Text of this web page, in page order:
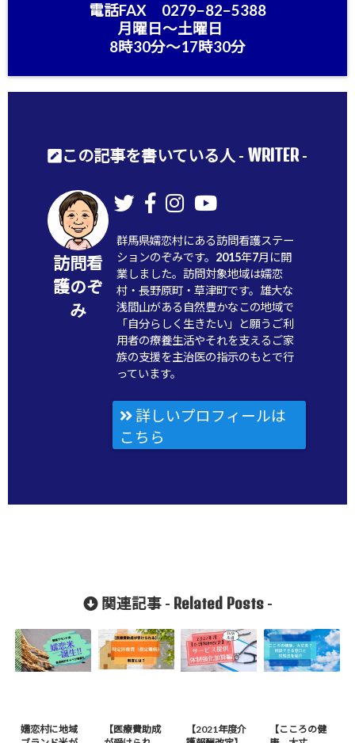
電話FAX 0279−82−5388
月曜日〜土曜日
8時30分〜17時30分
この記事を書いている人 - WRITER-
訪問看
護のぞ
み
群馬県嬬恋村にある訪問看護ステー
ションのぞみです。2015年7月に開
業しました。訪問対象地域は嬬恋
村・長野原町・草津町です。雄大な
浅間山がある自然豊かなこの地域で
「自分らしく生きたい」と願うご利
用者の療養生活やそれを支えるご家
族の支援を主治医の指示のもとで行
っています。
詳しいプロフィールは
こちら
関連記事 - Related Posts-
嬬恋村に地域
【医療費助成
【2021年度介
【こころの健